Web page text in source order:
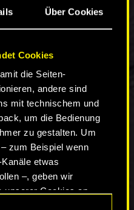
Über Cookies
Cookies
die Seiten-
andere sind
mit technischem und
um die Bedienung
zu gestalten. Um
zum Beispiel wenn
etwas
–, geben wir
unserer Cookies an
von Cyberpunk 2077
es euch, das
5 und Xbox
Bitte beachtet,
ein PlayStation Plus-
dedizierten Next-Gen-